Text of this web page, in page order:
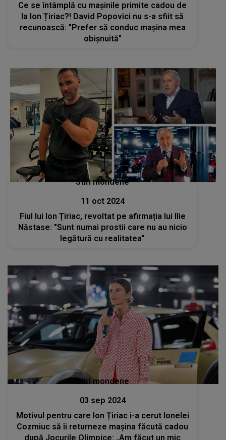
Ce se întâmplă cu mașinile primite cadou de
la Ion Țiriac?! David Popovici nu s-a sfiit să
recunoască: "Prefer să conduc maşina mea
obişnuită"
Stiri mondene
11 oct 2024
Fiul lui Ion Țiriac, revoltat pe afirmația lui Ilie
Năstase: "Sunt numai prostii care nu au nicio
legătură cu realitatea"
Stiri mondene
03 sep 2024
Motivul pentru care Ion Țiriac i-a cerut Ionelei
Cozmiuc să îi returneze mașina făcută cadou
după Jocurile Olimpice: „Am făcut un mic